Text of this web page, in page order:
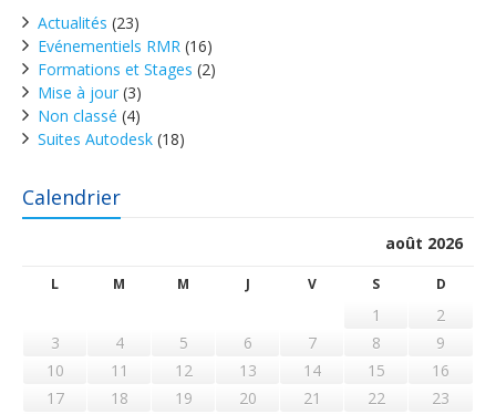
Actualités (23)
Evénementiels RMR (16)
Formations et Stages (2)
Mise à jour (3)
Non classé (4)
Suites Autodesk (18)
Calendrier
août 2026
L M M J V S D
1
2
3
4 5 6 7 8
9
10
11 12 13 14 15
16
17
18 19 20 21 22
23